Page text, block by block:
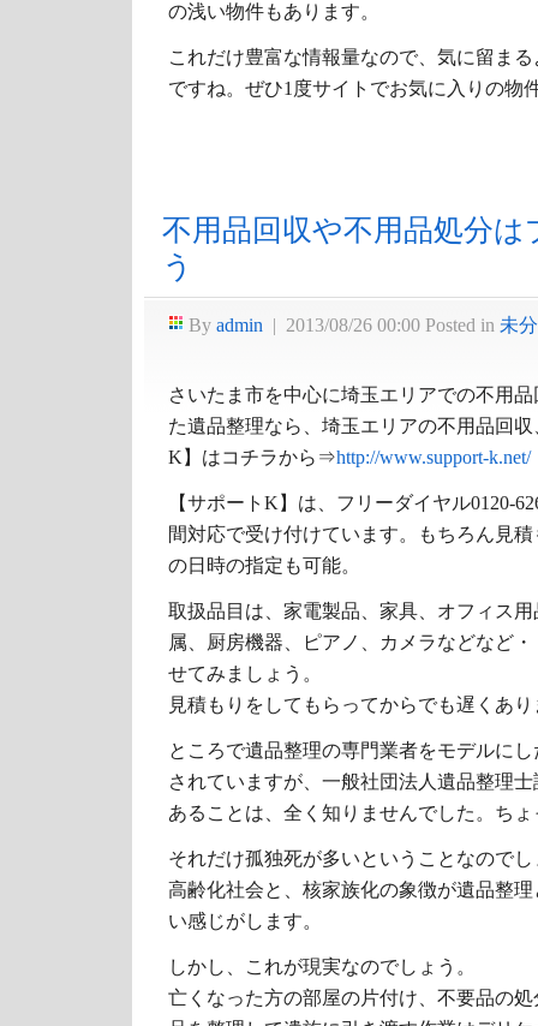
の浅い物件もあります。
これだけ豊富な情報量なので、気に留ま
ですね。ぜひ1度サイトでお気に入りの物
不用品回収や不用品処分
う
By admin | 2013/08/26 00:00 Posted in 未
さいたま市を中心に埼玉エリアでの不用
た遺品整理なら、埼玉エリアの不用品回
K】はコチラから⇒http://www.support-k.net/
【サポートK】は、フリーダイヤル0120-
間対応で受け付けています。もちろん見
の日時の指定も可能。
取扱品目は、家電製品、家具、オフィス
属、厨房機器、ピアノ、カメラなどなど
せてみましょう。
見積もりをしてもらってからでも遅くあ
ところで遺品整理の専門業者をモデルに
されていますが、一般社団法人遺品整理
あることは、全く知りませんでした。ち
それだけ孤独死が多いということなので
高齢化社会と、核家族化の象徴が遺品整
い感じがします。
しかし、これが現実なのでしょう。
亡くなった方の部屋の片付け、不要品の